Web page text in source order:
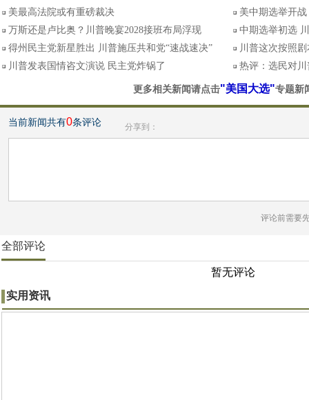
美最高法院或有重磅裁决
美中期选举开
万斯还是卢比奥？川普晚宴2028接班布局浮现
中期选举初选
得州民主党新星胜出 川普施压共和党“速战速决”
川普这次按照
川普发表国情咨文演说 民主党炸锅了
热评：选民对
更多相关新闻请点击"美国大选"专题新
当前新闻共有0条评论 分享到：
评论前需要
全部评论
暂无评论
实用资讯